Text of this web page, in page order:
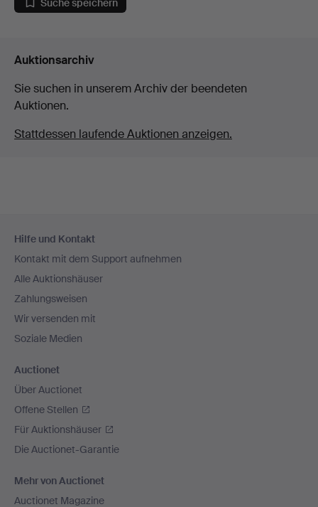
Auktionsarchiv
Sie suchen in unserem Archiv der beendeten
Auktionen.
Stattdessen laufende Auktionen anzeigen.
Navigation
Hilfe und Kontakt
Kontakt mit dem Support aufnehmen
Alle Auktionshäuser
Zahlungsweisen
Wir versenden mit
Soziale Medien
Auctionet
Über Auctionet
Offene Stellen
Für Auktionshäuser
Die Auctionet-Garantie
Mehr von Auctionet
Auctionet Magazine